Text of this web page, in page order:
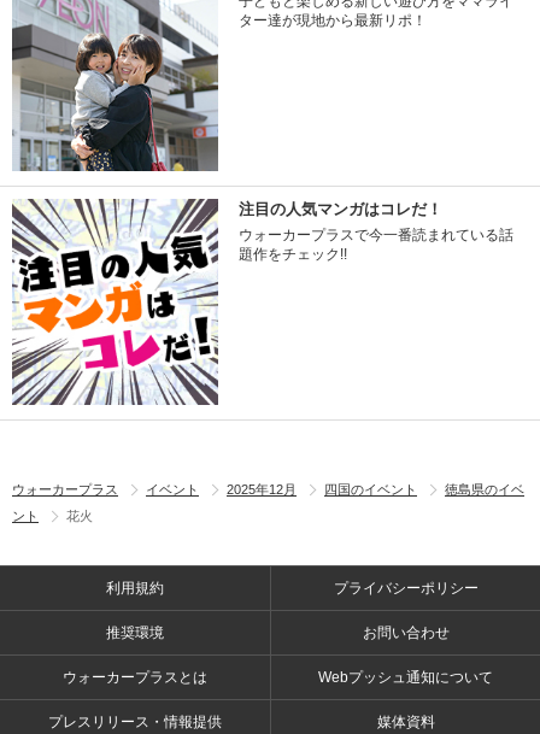
ター達が現地から最新リポ！
注目の人気マンガはコレだ！
ウォーカープラスで今一番読まれている話
題作をチェック!!
ウォーカープラス イベント 2025年12月 四国のイベント
徳島県のイベ
ント
花火
利用規約 プライバシーポリシー
推奨環境 お問い合わせ
ウォーカープラスとは Webプッシュ通知について
プレスリリース・情報提供 媒体資料